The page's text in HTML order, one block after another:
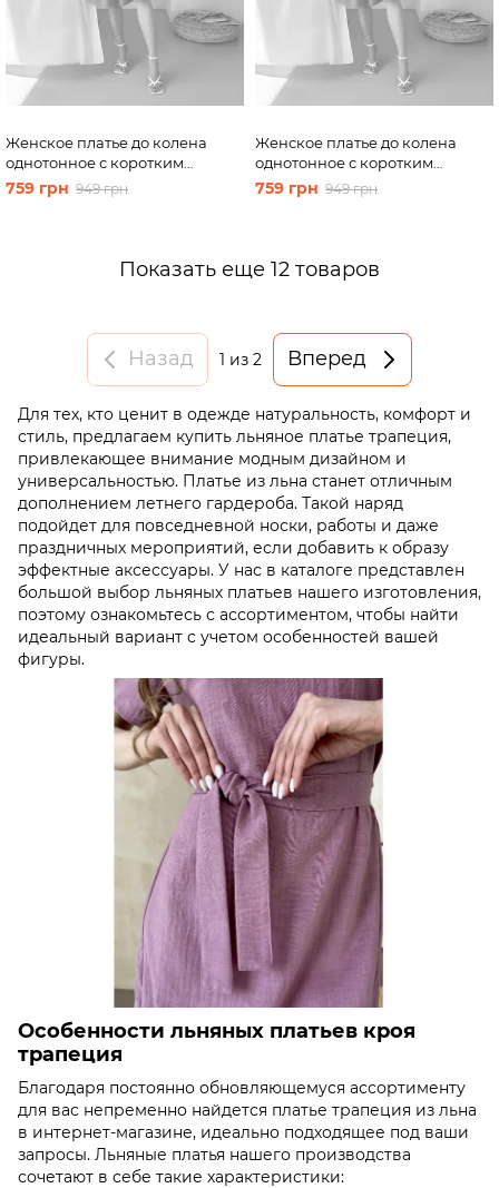
Женское платье до колена
однотонное с коротким
рукавом из льна розовое
Merlini Сесто 700000162,
759 грн 949 грн
Женское платье до колена
однотонное с коротким
рукавом из льна розовое
Merlini Сесто 700000162,
759 грн 949 грн
Показать еще 12 товаров
Назад 1 из 2 Вперед
Для тех, кто ценит в одежде натуральность, комфорт и
стиль, предлагаем купить льняное платье трапеция,
привлекающее внимание модным дизайном и
универсальностью. Платье из льна станет отличным
дополнением летнего гардероба. Такой наряд
подойдет для повседневной носки, работы и даже
праздничных мероприятий, если добавить к образу
эффектные аксессуары. У нас в каталоге представлен
большой выбор льняных платьев нашего изготовления,
поэтому ознакомьтесь с ассортиментом, чтобы найти
идеальный вариант с учетом особенностей вашей
фигуры.
Особенности льняных платьев кроя
трапеция
Благодаря постоянно обновляющемуся ассортименту
для вас непременно найдется платье трапеция из льна
в интернет-магазине, идеально подходящее под ваши
запросы. Льняные платья нашего производства
сочетают в себе такие характеристики: